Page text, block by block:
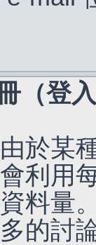
（登
於某
利用
料量
的討